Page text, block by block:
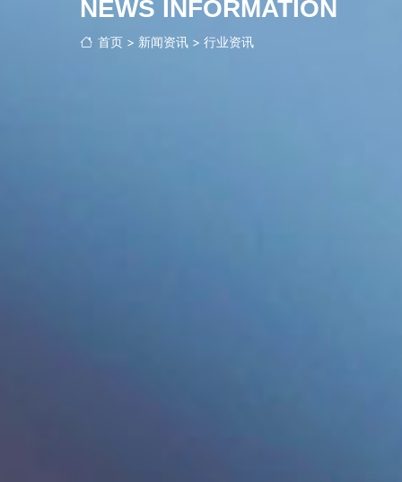
NEWS INFORMATION
首页> 新闻资讯> 行业资讯